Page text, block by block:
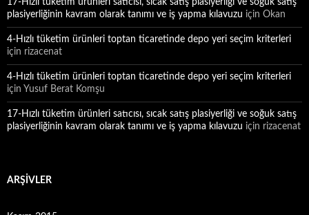
17-Hızlı tüketim ürünleri satıcısı, sıcak satış plasiyerliği ve soğuk satış
plasiyerliğinin kavram olarak tanımı ve iş yapma kılavuzu için Okan
4-Hızlı tüketim ürünleri toptan ticaretinde depo yeri seçim kriterleri
için rizacenat
4-Hızlı tüketim ürünleri toptan ticaretinde depo yeri seçim kriterleri
için Yusuf Berat Komşu
17-Hızlı tüketim ürünleri satıcısı, sıcak satış plasiyerliği ve soğuk satış
plasiyerliğinin kavram olarak tanımı ve iş yapma kılavuzu için rizacenat
ARŞIVLER